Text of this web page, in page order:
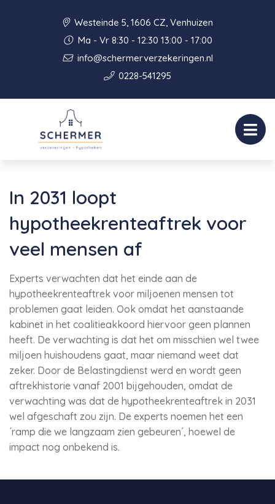
Westeinde 5, 1606 CZ, Venhuizen
Ma - Vr 8:30 - 12:30 13:00 - 17:00
info@schermerverzekeringen.nl
0228-541295
In 2031 loopt
hypotheekrenteaftrek voor
veel mensen af
Experts verwachten dat het einde aan de
hypotheekrenteaftrek voor miljoenen mensen tot
problemen gaat leiden. Ook omdat het aanstaande
kabinet in het coalitieakkoord hiervoor geen plannen
heeft. De verwachting is dat het om misschien wel twee
miljoen huishoudens gaat, maar niemand weet dat
zeker. Door de Belastingdienst werd en wordt geen
aftrekhistorie vanaf 2001 bijgehouden, omdat de
verwachting was dat de hypotheekrenteaftrek in 2031
wel afgeschaft zou zijn. De experts noemen het een
´ramp die we langzaam zien gebeuren´, hoewel de
impact nog onbekend is.